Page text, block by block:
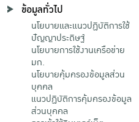
ข้อมูลทั่วไป
นโยบายและแนวปฏิบัติการใช้
ปัญญาประดิษฐ์
นโยบายการใช้งานเครือข่าย
มก.
นโยบายคุ้มครองข้อมูลส่วน
บุคคล
แนวปฏิบัติการคุ้มครองข้อมูล
ส่วนบุคคล